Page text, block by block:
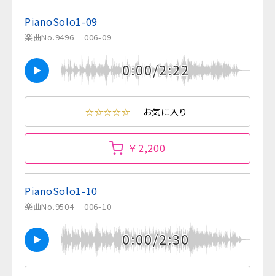
PianoSolo1-09
楽曲No.9496 006-09
0:00/2:22
☆☆☆☆☆ お気に入り
￥2,200
PianoSolo1-10
楽曲No.9504 006-10
0:00/2:30